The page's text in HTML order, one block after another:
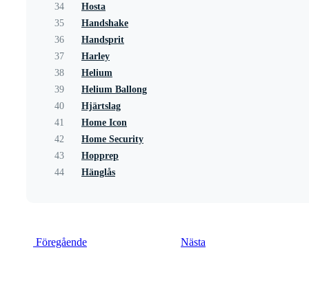
34
Hosta
35
Handshake
36
Handsprit
37
Harley
38
Helium
39
Helium Ballong
40
Hjärtslag
41
Home Icon
42
Home Security
43
Hopprep
44
Hänglås
Föregående Nästa